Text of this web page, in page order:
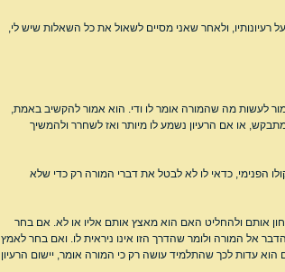
ולאחר שאני מסיים לשאול את כל השאלות שיש לי,
לעשות מה שהמורה אומר לו ודי. הוא אמור להקשיב באמת,
או אם הרעיון נשמע לו מיותר ואז לשחרר ולהמשיך
הפנימי, כדאי לו לא לבטל את דברי המורה רק כדי שלא
אותם ולהחליט האם הוא מאצץ אותם אליו או לא. אם בחר
אל המורה ולומר שהדרך הזו אינו ניראית לו. ואם בחר לאמץ
הוא עדות לכך שהתלמיד עושה רק כי המורה אומר, יישום הרעיון